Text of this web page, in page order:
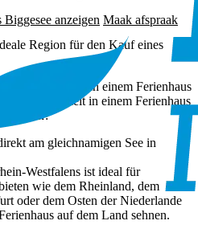
anzeigen Maak afspraak
Region für den Kauf eines
Sie sich nach einem Ferienhaus
Ihre Freizeit in einem Ferienhaus
müssen?
am gleichnamigen See in
Westfalens ist ideal für
wie dem Rheinland, dem
oder dem Osten der Niederlande
auf dem Land sehnen.